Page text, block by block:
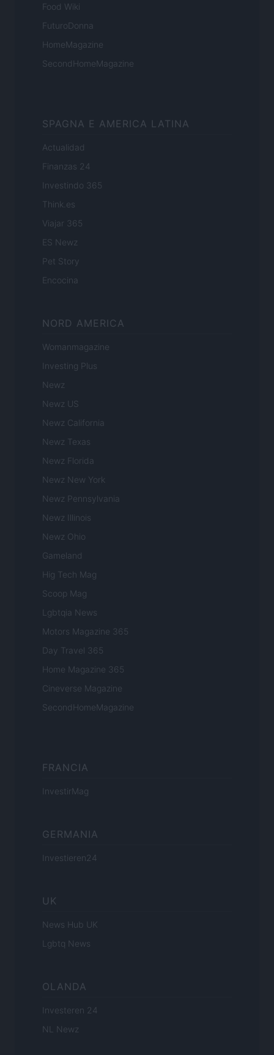
Food Wiki
FuturoDonna
HomeMagazine
SecondHomeMagazine
SPAGNA E AMERICA LATINA
Actualidad
Finanzas 24
Investindo 365
Think.es
Viajar 365
ES Newz
Pet Story
Encocina
NORD AMERICA
Womanmagazine
Investing Plus
Newz
Newz US
Newz California
Newz Texas
Newz Florida
Newz New York
Newz Pennsylvania
Newz Illinois
Newz Ohio
Gameland
Hig Tech Mag
Scoop Mag
Lgbtqia News
Motors Magazine 365
Day Travel 365
Home Magazine 365
Cineverse Magazine
SecondHomeMagazine
FRANCIA
InvestirMag
GERMANIA
Investieren24
UK
News Hub UK
Lgbtq News
OLANDA
Investeren 24
NL Newz